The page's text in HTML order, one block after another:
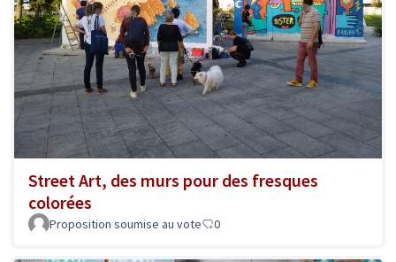
Street Art, des murs pour des fresques
colorées
Proposition soumise au vote 0